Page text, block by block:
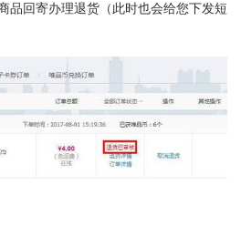
品回寄办理退货（此时也会给您下发短